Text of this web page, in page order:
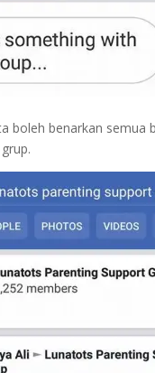
boleh benarkan semua